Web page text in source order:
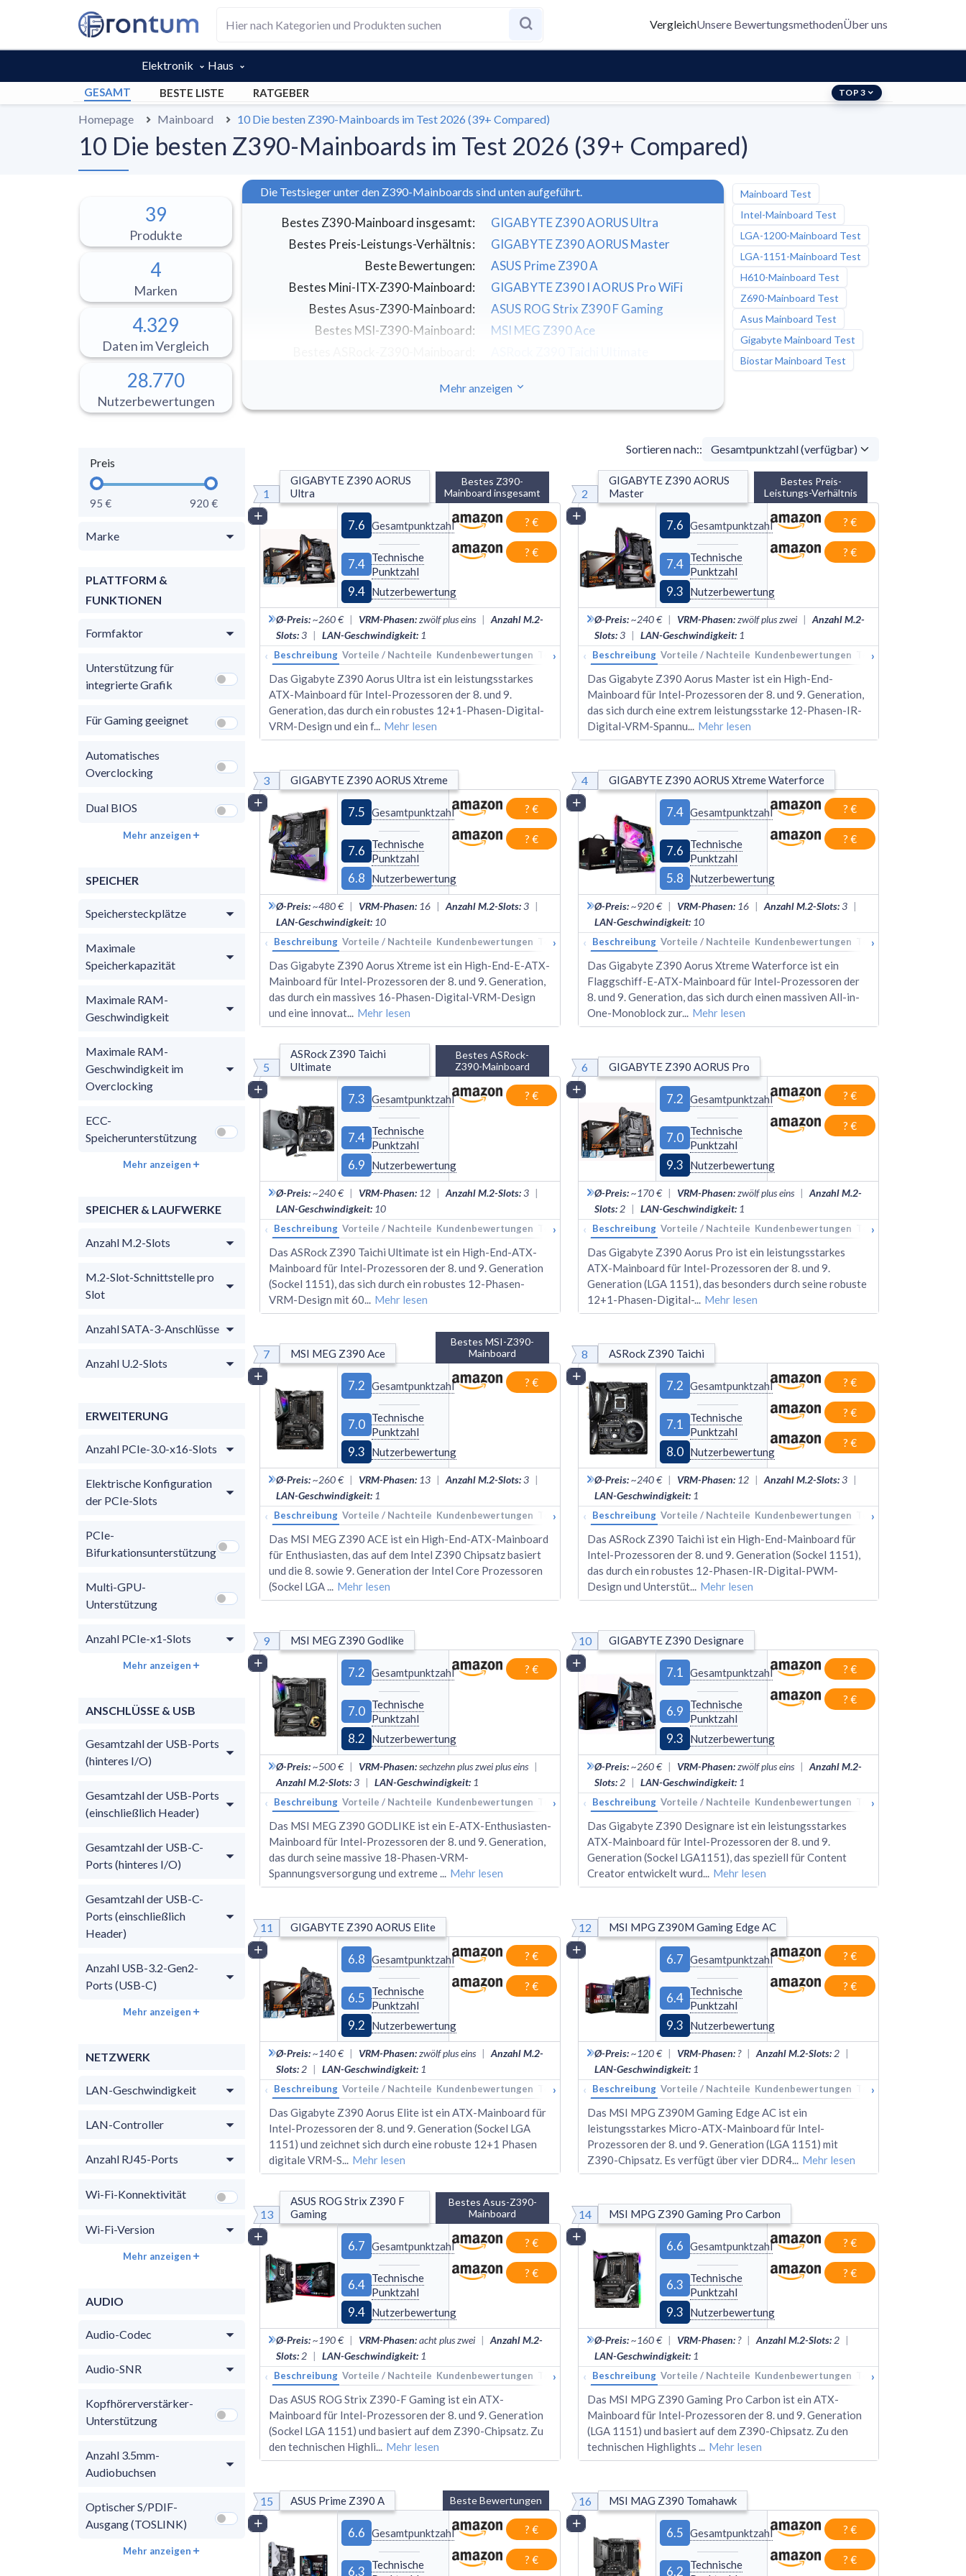
VergleichUnsere BewertungsmethodenÜber uns
Elektronik Haus
GESAMT BESTE LISTE RATGEBER TOP 3
Homepage Mainboard 10 Die besten Z390-Mainboards im Test 2026 (39+ Compared)
10 Die besten Z390-Mainboards im Test 2026 (39+ Compared)
39
Produkte
4
Marken
4.329
Daten im Vergleich
28.770
Nutzerbewertungen
Die Testsieger unter den Z390-Mainboards sind unten aufgeführt.
Bestes Z390-Mainboard insgesamt:
GIGABYTE Z390 AORUS Ultra
Bestes Preis-Leistungs-Verhältnis:
GIGABYTE Z390 AORUS Master
Beste Bewertungen:
ASUS Prime Z390 A
Bestes Mini-ITX-Z390-Mainboard:
GIGABYTE Z390 I AORUS Pro WiFi
Bestes Asus-Z390-Mainboard:
ASUS ROG Strix Z390 F Gaming
Bestes MSI-Z390-Mainboard:
MSI MEG Z390 Ace
Mehr anzeigen
Mainboard Test
Intel-Mainboard Test
LGA-1200-Mainboard Test
LGA-1151-Mainboard Test
H610-Mainboard Test
Z690-Mainboard Test
Asus Mainboard Test
Gigabyte Mainboard Test
Biostar Mainboard Test
Preis
95 € 920 €
Marke
PLATTFORM &
FUNKTIONEN
Formfaktor
Unterstützung für
integrierte Grafik
Für Gaming geeignet
Automatisches
Overclocking
Dual BIOS
Mehr anzeigen
SPEICHER
Speichersteckplätze
Maximale
Speicherkapazität
Maximale RAM-
Geschwindigkeit
Maximale RAM-
Geschwindigkeit im
Overclocking
ECC-
Speicherunterstützung
Mehr anzeigen
SPEICHER & LAUFWERKE
Anzahl M.2-Slots
M.2-Slot-Schnittstelle pro
Slot
Anzahl SATA-3-Anschlüsse
Anzahl U.2-Slots
ERWEITERUNG
Anzahl PCIe-3.0-x16-Slots
Elektrische Konfiguration
der PCIe-Slots
PCIe-
Bifurkationsunterstützung
Multi-GPU-
Unterstützung
Anzahl PCIe-x1-Slots
Mehr anzeigen
ANSCHLÜSSE & USB
Gesamtzahl der USB-Ports
(hinteres I/O)
Gesamtzahl der USB-Ports
(einschließlich Header)
Gesamtzahl der USB-C-
Ports (hinteres I/O)
Gesamtzahl der USB-C-
Ports (einschließlich
Header)
Anzahl USB-3.2-Gen2-
Ports (USB-C)
Mehr anzeigen
NETZWERK
LAN-Geschwindigkeit
LAN-Controller
Anzahl RJ45-Ports
Wi-Fi-Konnektivität
Wi-Fi-Version
Mehr anzeigen
AUDIO
Audio-Codec
Audio-SNR
Kopfhörerverstärker-
Unterstützung
Anzahl 3.5mm-
Audiobuchsen
Optischer S/PDIF-
Ausgang (TOSLINK)
Mehr anzeigen
Sortieren nach::
1
GIGABYTE Z390 AORUS
Ultra
Bestes Z390-
Mainboard insgesamt
Vergleich
7.6 Gesamtpunktzahl
7.4 Technische
Punktzahl
9.4 Nutzerbewertung
? €
? €
Ø-Preis:~260 € | VRM-Phasen:zwölf plus eins | Anzahl M.2-
Slots:3 | LAN-Geschwindigkeit: 1
‹ Beschreibung Vorteile / Nachteile Kundenbewertungen Technische Daten Rankings Alternativen
›
Das Gigabyte Z390 Aorus Ultra ist ein leistungsstarkes
ATX-Mainboard für Intel-Prozessoren der 8. und 9.
Generation, das durch ein robustes 12+1-Phasen-Digital-
VRM-Design und ein f... Mehr lesen
2
GIGABYTE Z390 AORUS
Master
Bestes Preis-
Leistungs-Verhältnis
Vergleich
7.6 Gesamtpunktzahl
7.4 Technische
Punktzahl
9.3 Nutzerbewertung
? €
? €
Ø-Preis:~240 € | VRM-Phasen:zwölf plus zwei | Anzahl M.2-
Slots:3 | LAN-Geschwindigkeit: 1
‹ Beschreibung Vorteile / Nachteile Kundenbewertungen Technische Daten
›
Das Gigabyte Z390 Aorus Master ist ein High-End-
Mainboard für Intel-Prozessoren der 8. und 9. Generation,
das sich durch eine extrem leistungsstarke 12-Phasen-IR-
Digital-VRM-Spannu... Mehr lesen
3 GIGABYTE Z390 AORUS Xtreme
Vergleich
7.5 Gesamtpunktzahl
7.6
Technische
Punktzahl
6.8 Nutzerbewertung
? €
? €
Ø-Preis:~480 € | VRM-Phasen: 16 | Anzahl M.2-Slots:3 |
LAN-Geschwindigkeit: 10
‹ Beschreibung Vorteile / Nachteile Kundenbewertungen Technische Daten Rankings Alternativen
›
Das Gigabyte Z390 Aorus Xtreme ist ein High-End-E-ATX-
Mainboard für Intel-Prozessoren der 8. und 9. Generation,
das durch ein massives 16-Phasen-Digital-VRM-Design
und eine innovat... Mehr lesen
4 GIGABYTE Z390 AORUS Xtreme Waterforce
Vergleich
7.4 Gesamtpunktzahl
7.6
Technische
Punktzahl
5.8 Nutzerbewertung
? €
? €
Ø-Preis:~920 € | VRM-Phasen: 16 | Anzahl M.2-Slots:3 |
LAN-Geschwindigkeit: 10
‹ Beschreibung Vorteile / Nachteile Kundenbewertungen Technische Daten
›
Das Gigabyte Z390 Aorus Xtreme Waterforce ist ein
Flaggschiff-E-ATX-Mainboard für Intel-Prozessoren der
8. und 9. Generation, das sich durch einen massiven All-in-
One-Monoblock zur... Mehr lesen
5
ASRock Z390 Taichi
Ultimate
Bestes ASRock-
Z390-Mainboard
Vergleich
7.3 Gesamtpunktzahl
7.4 Technische
Punktzahl
6.9 Nutzerbewertung
? €
Ø-Preis:~240 € | VRM-Phasen: 12 | Anzahl M.2-Slots:3 |
LAN-Geschwindigkeit: 10
‹ Beschreibung Vorteile / Nachteile Kundenbewertungen Technische Daten Rankings Alternativen
›
Das ASRock Z390 Taichi Ultimate ist ein High-End-ATX-
Mainboard für Intel-Prozessoren der 8. und 9. Generation
(Sockel 1151), das sich durch ein robustes 12-Phasen-
VRM-Design mit 60... Mehr lesen
6 GIGABYTE Z390 AORUS Pro
Vergleich
7.2 Gesamtpunktzahl
7.0 Technische
Punktzahl
9.3 Nutzerbewertung
? €
? €
Ø-Preis:~170 € | VRM-Phasen:zwölf plus eins | Anzahl M.2-
Slots: 2 | LAN-Geschwindigkeit: 1
‹ Beschreibung Vorteile / Nachteile Kundenbewertungen Technische Daten
›
Das Gigabyte Z390 Aorus Pro ist ein leistungsstarkes
ATX-Mainboard für Intel-Prozessoren der 8. und 9.
Generation (LGA 1151), das besonders durch seine robuste
12+1-Phasen-Digital-... Mehr lesen
7 MSI MEG Z390 Ace
Bestes MSI-Z390-
Mainboard
Vergleich
7.2 Gesamtpunktzahl
7.0 Technische
Punktzahl
9.3 Nutzerbewertung
? €
Ø-Preis:~260 € | VRM-Phasen: 13 | Anzahl M.2-Slots:3 |
LAN-Geschwindigkeit: 1
‹ Beschreibung Vorteile / Nachteile Kundenbewertungen Technische Daten Rankings Alternativen
›
Das MSI MEG Z390 ACE ist ein High-End-ATX-Mainboard
für Enthusiasten, das auf dem Intel Z390 Chipsatz basiert
und die 8. sowie 9. Generation der Intel Core Prozessoren
(Sockel LGA... Mehr lesen
8 ASRock Z390 Taichi
Vergleich
7.2 Gesamtpunktzahl
7.1
Technische
Punktzahl
8.0 Nutzerbewertung
? €
? €
? €
Ø-Preis:~240 € | VRM-Phasen: 12 | Anzahl M.2-Slots:3 |
LAN-Geschwindigkeit: 1
‹ Beschreibung Vorteile / Nachteile Kundenbewertungen Technische Daten
›
Das ASRock Z390 Taichi ist ein High-End-Mainboard für
Intel-Prozessoren der 8. und 9. Generation (Sockel 1151),
das durch ein robustes 12-Phasen-IR-Digital-PWM-
Design und Unterstüt... Mehr lesen
9 MSI MEG Z390 Godlike
Vergleich
7.2 Gesamtpunktzahl
7.0 Technische
Punktzahl
8.2 Nutzerbewertung
? €
Ø-Preis:~500 € | VRM-Phasen:sechzehn plus zwei plus eins |
Anzahl M.2-Slots:3 | LAN-Geschwindigkeit: 1
‹ Beschreibung Vorteile / Nachteile Kundenbewertungen Technische Daten Rankings Alternativen
›
Das MSI MEG Z390 GODLIKE ist ein E-ATX-Enthusiasten-
Mainboard für Intel-Prozessoren der 8. und 9. Generation,
das durch seine massive 18-Phasen-VRM-
Spannungsversorgung und extreme... Mehr lesen
10 GIGABYTE Z390 Designare
Vergleich
7.1 Gesamtpunktzahl
6.9
Technische
Punktzahl
9.3 Nutzerbewertung
? €
? €
Ø-Preis:~260 € | VRM-Phasen:zwölf plus eins | Anzahl M.2-
Slots: 2 | LAN-Geschwindigkeit: 1
‹ Beschreibung Vorteile / Nachteile Kundenbewertungen Technische Daten
›
Das Gigabyte Z390 Designare ist ein leistungsstarkes
ATX-Mainboard für Intel-Prozessoren der 8. und 9.
Generation (Sockel LGA1151), das speziell für Content
Creator entwickelt wurd... Mehr lesen
11 GIGABYTE Z390 AORUS Elite
Vergleich
6.8 Gesamtpunktzahl
6.5
Technische
Punktzahl
9.2 Nutzerbewertung
? €
? €
Ø-Preis:~140 € | VRM-Phasen:zwölf plus eins | Anzahl M.2-
Slots: 2 | LAN-Geschwindigkeit: 1
‹ Beschreibung Vorteile / Nachteile Kundenbewertungen Technische Daten Rankings Alternativen
›
Das Gigabyte Z390 Aorus Elite ist ein ATX-Mainboard für
Intel-Prozessoren der 8. und 9. Generation (Sockel LGA
1151) und zeichnet sich durch eine robuste 12+1 Phasen
digitale VRM-S... Mehr lesen
12 MSI MPG Z390M Gaming Edge AC
Vergleich
6.7 Gesamtpunktzahl
6.4 Technische
Punktzahl
9.3 Nutzerbewertung
? €
? €
Ø-Preis:~120 € | VRM-Phasen: ? | Anzahl M.2-Slots: 2 |
LAN-Geschwindigkeit: 1
‹ Beschreibung Vorteile / Nachteile Kundenbewertungen Technische Daten
›
Das MSI MPG Z390M Gaming Edge AC ist ein
leistungsstarkes Micro-ATX-Mainboard für Intel-
Prozessoren der 8. und 9. Generation (LGA 1151) mit
Z390-Chipsatz. Es verfügt über vier DDR4... Mehr lesen
13
ASUS ROG Strix Z390 F
Gaming
Bestes Asus-Z390-
Mainboard
Vergleich
6.7 Gesamtpunktzahl
6.4 Technische
Punktzahl
9.4 Nutzerbewertung
? €
? €
Ø-Preis:~190 € | VRM-Phasen:acht plus zwei | Anzahl M.2-
Slots: 2 | LAN-Geschwindigkeit: 1
‹ Beschreibung Vorteile / Nachteile Kundenbewertungen Technische Daten Rankings Alternativen
›
Das ASUS ROG Strix Z390-F Gaming ist ein ATX-
Mainboard für Intel-Prozessoren der 8. und 9. Generation
(Sockel LGA 1151) und basiert auf dem Z390-Chipsatz. Zu
den technischen Highli... Mehr lesen
14 MSI MPG Z390 Gaming Pro Carbon
Vergleich
6.6 Gesamtpunktzahl
6.3
Technische
Punktzahl
9.3 Nutzerbewertung
? €
? €
Ø-Preis:~160 € | VRM-Phasen: ? | Anzahl M.2-Slots: 2 |
LAN-Geschwindigkeit: 1
‹ Beschreibung Vorteile / Nachteile Kundenbewertungen Technische Daten
›
Das MSI MPG Z390 Gaming Pro Carbon ist ein ATX-
Mainboard für Intel-Prozessoren der 8. und 9. Generation
(LGA 1151) und basiert auf dem Z390-Chipsatz. Zu den
technischen Highlights ... Mehr lesen
15 ASUS Prime Z390 A
Beste Bewertungen
Vergleich
6.6 Gesamtpunktzahl
6.3
Technische
? €
? €
16 MSI MAG Z390 Tomahawk
Vergleich
6.5 Gesamtpunktzahl
6.2
Technische
? €
? €